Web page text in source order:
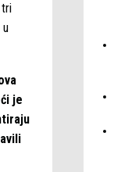
tri
u
je